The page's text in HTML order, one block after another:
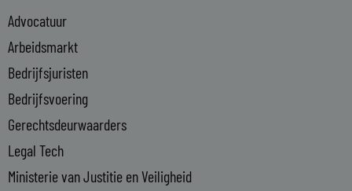
d
i
n
-
i
n
Advocatuur
Arbeidsmarkt
Bedrijfsjuristen
Bedrijfsvoering
Gerechtsdeurwaarders
Legal Tech
Ministerie van Justitie en Veiligheid